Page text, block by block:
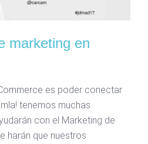
marketing en
es poder conectar
tenemos muchas
con el Marketing de
harán que nuestros